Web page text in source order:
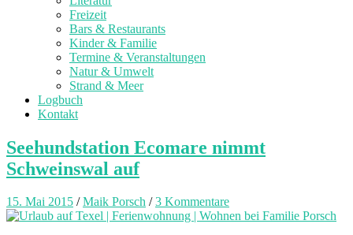
Freizeit
Bars & Restaurants
Kinder & Familie
Termine & Veranstaltungen
Natur & Umwelt
Strand & Meer
Logbuch
Kontakt
Seehundstation Ecomare nimmt
Schweinswal auf
15. Mai 2015 /Maik Porsch /3 Kommentare